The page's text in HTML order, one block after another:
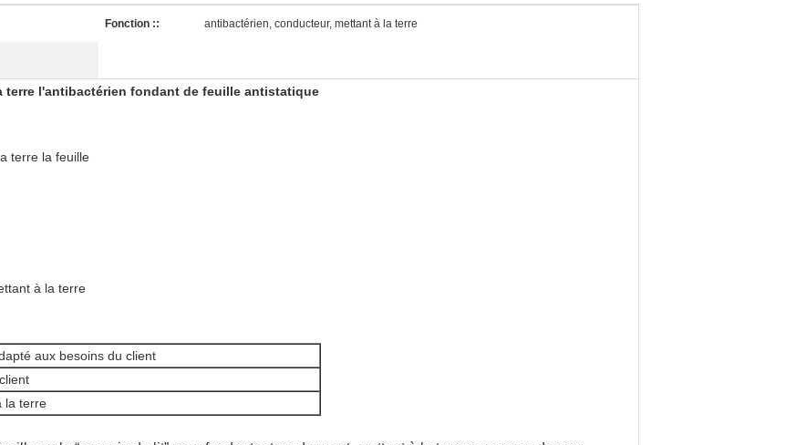
Fonction :: antibactérien, conducteur, mettant à la terre
l'antibactérien fondant de feuille antistatique
terre la feuille
à la terre
aux besoins du client
la terre